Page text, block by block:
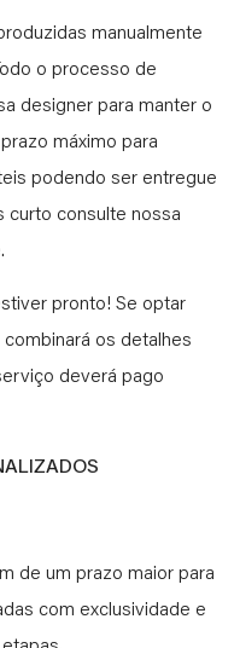
manualmente
o processo de
designer para manter o
máximo para
podendo ser entregue
curto consulte nossa
pronto! Se optar
os detalhes
deverá pago
de um prazo maior para
com exclusividade e